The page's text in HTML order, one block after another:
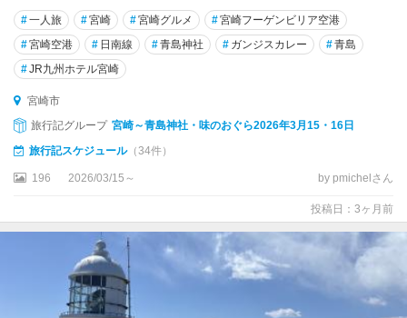
#一人旅 #宮崎 #宮崎グルメ #宮崎フーゲンビリア空港
#宮崎空港 # 日南線 #青島神社 # ガンジスカレー #青島
#JR九州ホテル宮崎
宮崎市
旅行記グループ 宮崎～青島神社・味のおぐら2026年3月15・16日
旅行記スケジュール（34件）
196 2026/03/15～ by pmichelさん
投稿日：3ヶ月前